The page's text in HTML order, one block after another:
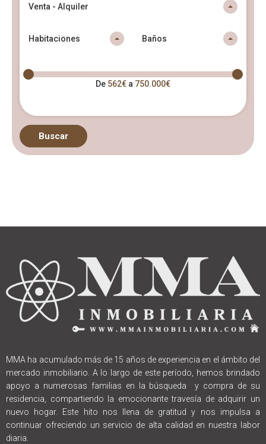
Venta - Alquiler
Habitaciones Baños
De 562€ a 750.000€
Buscar
MMA ha acumulado más de 15 años de experiencia en el ámbito del
mercado inmobiliario. A lo largo de este período, hemos brindado
apoyo a numerosas familias en la búsqueda y compra de su
residencia, compartiendo la emocionante travesía de adquirir un
nuevo hogar. Este hito nos llena de gratitud y nos impulsa a
continuar ofreciendo un servicio de alta calidad en nuestra labor
diaria.